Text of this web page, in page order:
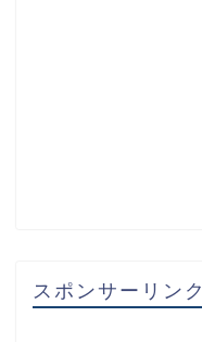
スポンサーリンク